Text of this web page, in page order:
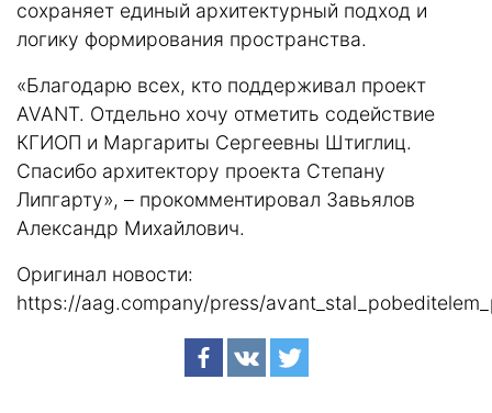
сохраняет единый архитектурный подход и
логику формирования пространства.
«Благодарю всех, кто поддерживал проект
AVANT. Отдельно хочу отметить содействие
КГИОП и Маргариты Сергеевны Штиглиц.
Спасибо архитектору проекта Степану
Липгарту», – прокомментировал Завьялов
Александр Михайлович.
Оригинал новости:
https://aag.company/press/